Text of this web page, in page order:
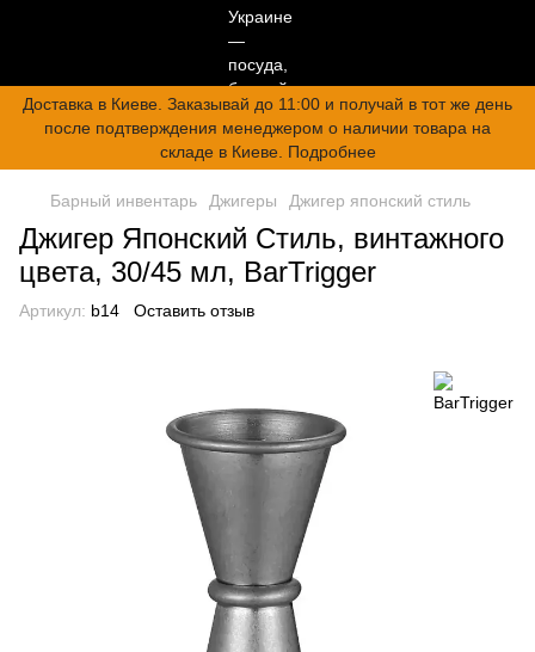
Доставка в Киеве. Заказывай до 11:00 и получай в тот же день
после подтверждения менеджером о наличии товара на
складе в Киеве. Подробнее
Барный инвентарь Джигеры Джигер японский стиль
Джигер Японский Стиль, винтажного
цвета, 30/45 мл, BarTrigger
Артикул: b14 Оставить отзыв